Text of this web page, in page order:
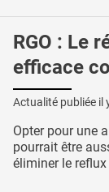
RGO : Le
efficace
Actualité publiée il
Opter pour une
pourrait être
éliminer le